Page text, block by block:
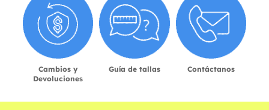
Cambios y
Devoluciones
Guía de tallas Contáctanos